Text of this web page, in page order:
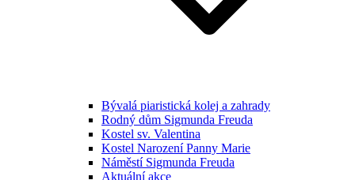
Bývalá piaristická kolej a zahrady
Rodný dům Sigmunda Freuda
Kostel sv. Valentina
Kostel Narození Panny Marie
Náměstí Sigmunda Freuda
Aktuální akce